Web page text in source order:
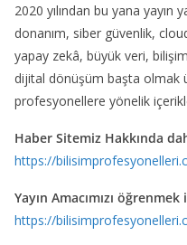
2020 yılından bu yana yayın
donanım, siber güvenlik,
yapay zekâ, büyük veri,
dijital dönüşüm başta olmak
profesyonellere yönelik
Haber Sitemiz Hakkında
https://
Yayın Amacımızı öğrenmek
https://